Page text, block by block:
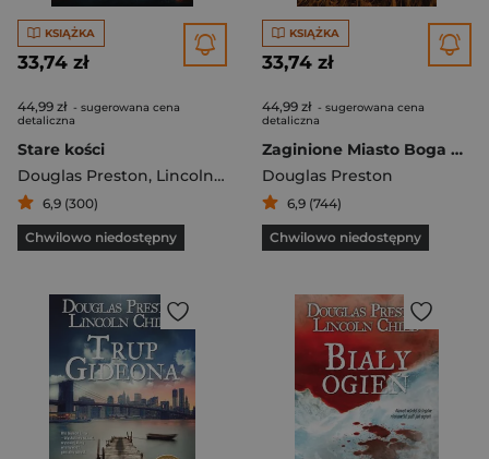
KSIĄŻKA
33,74 zł
44,99 zł - sugerowana cena
detaliczna
Stare kości
Douglas Preston, Lincoln Child
6,9 (300)
Chwilowo niedostępny
KSIĄŻKA
33,74 zł
44,99 zł - sugerowana cena
detaliczna
Zaginione Miasto Boga Małp
Douglas Preston
6,9 (744)
Chwilowo niedostępny